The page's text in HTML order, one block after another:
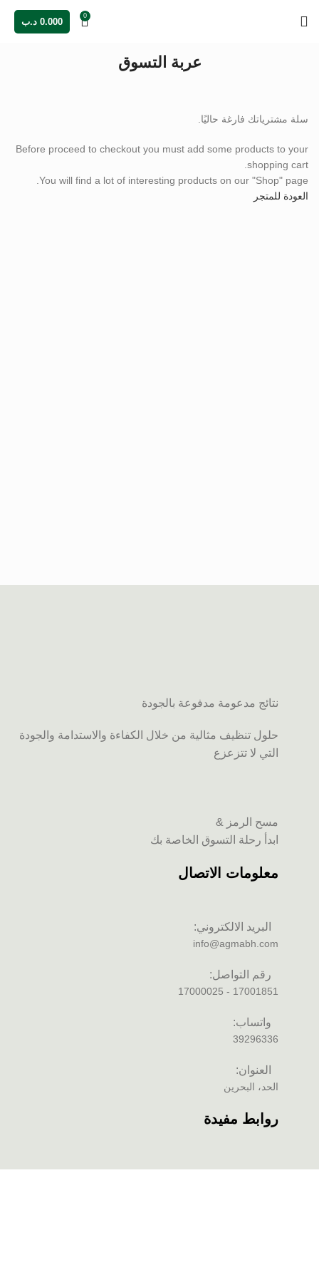
0
0.000 د.ب
عربة التسوق
سلة مشترياتك فارغة حاليًا.
Before proceed to checkout you must add some products to your
shopping cart.
You will find a lot of interesting products on our "Shop" page.
العودة للمتجر
نتائج مدعومة مدفوعة بالجودة
حلول تنظيف مثالية من خلال الكفاءة والاستدامة والجودة
التي لا تتزعزع
مسح الرمز &
ابدأ رحلة التسوق الخاصة بك
معلومات الاتصال
البريد الالكتروني:
info@agmabh.com
رقم التواصل:
17001851 - 17000025
واتساب:
39296336
العنوان:
الحد، البحرين
روابط مفيدة